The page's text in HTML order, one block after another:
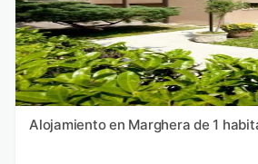
Alojamiento en Marghera de 1